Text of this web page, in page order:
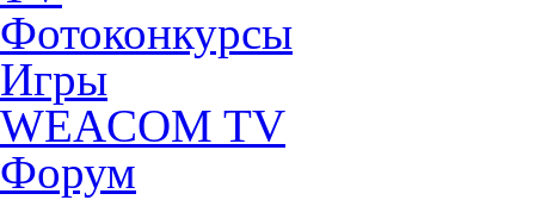
Фотоконкурсы
Игры
WEACOM TV
Форум